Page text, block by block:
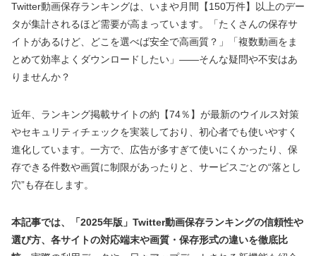
Twitter動画保存ランキングは、いまや月間【150万件】以上のデー
タが集計されるほど需要が高まっています。「たくさんの保存サ
イトがあるけど、どこを選べば安全で高画質？」「複数動画をま
とめて効率よくダウンロードしたい」——そんな疑問や不安はあ
りませんか？
近年、ランキング掲載サイトの約【74％】が最新のウイルス対策
やセキュリティチェックを実装しており、初心者でも使いやすく
進化しています。一方で、広告が多すぎて使いにくかったり、保
存できる件数や画質に制限があったりと、サービスごとの“落とし
穴”も存在します。
本記事では、「2025年版」Twitter動画保存ランキングの信頼性や
選び方、各サイトの対応端末や画質・保存形式の違いを徹底比